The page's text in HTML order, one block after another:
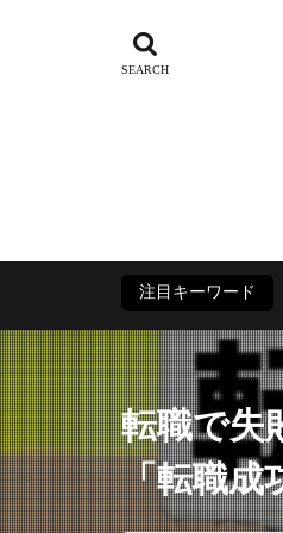
注目キーワード
転職で失
「転職成